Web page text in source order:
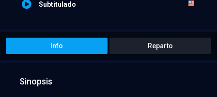
Subtitulado
Info Reparto
Sinopsis